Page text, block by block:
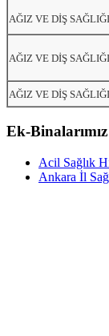
AĞIZ VE DİŞ
AĞIZ VE DİŞ
AĞIZ VE DİŞ
Ek-Binalarımız
Acil Sağlık
Ankara İl